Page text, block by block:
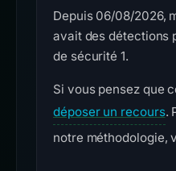
Depuis 06/08/2026,
avait des détections
de sécurité 1.
Si vous pensez que
déposer un recours.
notre méthodologie,